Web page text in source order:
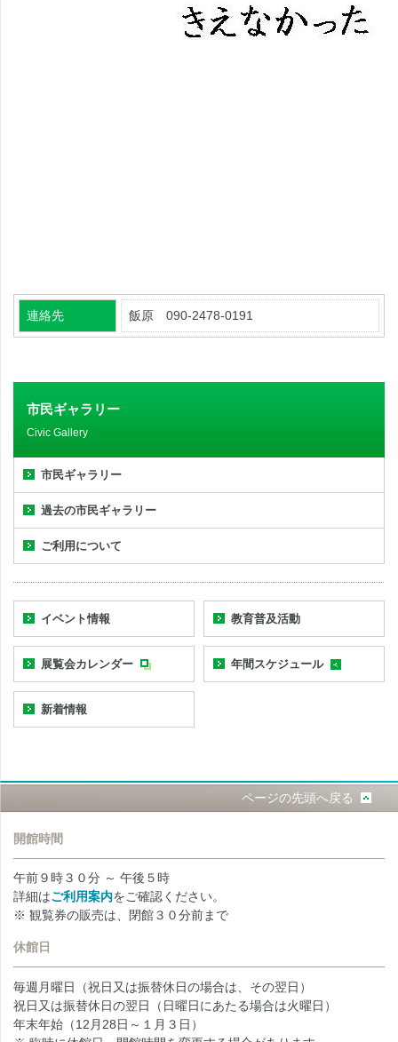
連絡先 飯原 090-2478-0191
市民ギャラリー
Civic Gallery
市民ギャラリー
過去の市民ギャラリー
ご利用について
イベント情報 教育普及活動
展覧会カレンダー 年間スケジュール
新着情報
ページの先頭へ戻る
開館時間
午前９時３０分 ～ 午後５時
詳細はご利用案内をご確認ください。
※ 観覧券の販売は、閉館３０分前まで
休館日
毎週月曜日（祝日又は振替休日の場合は、その翌日）
祝日又は振替休日の翌日（日曜日にあたる場合は火曜日）
年末年始（12月28日～１月３日）